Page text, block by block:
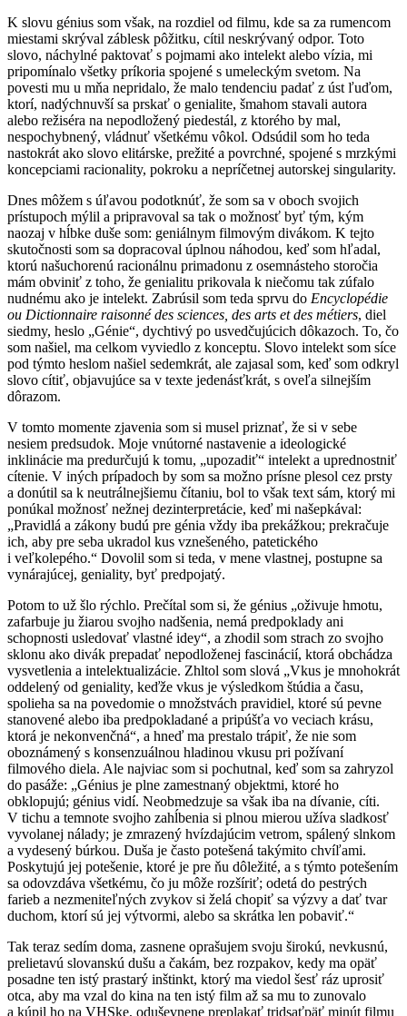
K slovu génius som však, na rozdiel od filmu, kde sa za rumencom
miestami skrýval záblesk pôžitku, cítil neskrývaný odpor. Toto
slovo, náchylné paktovať s pojmami ako intelekt alebo vízia, mi
pripomínalo všetky príkoria spojené s umeleckým svetom. Na
povesti mu u mňa nepridalo, že malo tendenciu padať z úst ľuďom,
ktorí, nadýchnuvší sa prskať o genialite, šmahom stavali autora
alebo režiséra na nepodložený piedestál, z ktorého by mal,
nespochybnený, vládnuť všetkému vôkol. Odsúdil som ho teda
nastokrát ako slovo elitárske, prežité a povrchné, spojené s mrzkými
koncepciami racionality, pokroku a nepríčetnej autorskej singularity.
Dnes môžem s úľavou podotknúť, že som sa v oboch svojich
prístupoch mýlil a pripravoval sa tak o možnosť byť tým, kým
naozaj v hĺbke duše som: geniálnym filmovým divákom. K tejto
skutočnosti som sa dopracoval úplnou náhodou, keď som hľadal,
ktorú našuchorenú racionálnu primadonu z osemnásteho storočia
mám obviniť z toho, že genialitu prikovala k niečomu tak zúfalo
nudnému ako je intelekt. Zabrúsil som teda sprvu do Encyclopédie
ou Dictionnaire raisonné des sciences, des arts et des métiers, diel
siedmy, heslo „Génie“, dychtivý po usvedčujúcich dôkazoch. To, čo
som našiel, ma celkom vyviedlo z konceptu. Slovo intelekt som síce
pod týmto heslom našiel sedemkrát, ale zajasal som, keď som odkryl
slovo cítiť, objavujúce sa v texte jedenásťkrát, s oveľa silnejším
dôrazom.
V tomto momente zjavenia som si musel priznať, že si v sebe
nesiem predsudok. Moje vnútorné nastavenie a ideologické
inklinácie ma predurčujú k tomu, „upozadiť“ intelekt a uprednostniť
cítenie. V iných prípadoch by som sa možno prísne plesol cez prsty
a donútil sa k neutrálnejšiemu čítaniu, bol to však text sám, ktorý mi
ponúkal možnosť nežnej dezinterpretácie, keď mi našepkával:
„Pravidlá a zákony budú pre génia vždy iba prekážkou; prekračuje
ich, aby pre seba ukradol kus vznešeného, patetického
i veľkolepého.“ Dovolil som si teda, v mene vlastnej, postupne sa
vynárajúcej, geniality, byť predpojatý.
Potom to už šlo rýchlo. Prečítal som si, že génius „oživuje hmotu,
zafarbuje ju žiarou svojho nadšenia, nemá predpoklady ani
schopnosti usledovať vlastné idey“, a zhodil som strach zo svojho
sklonu ako divák prepadať nepodloženej fascinácií, ktorá obchádza
vysvetlenia a intelektualizácie. Zhltol som slová „Vkus je mnohokrát
oddelený od geniality, keďže vkus je výsledkom štúdia a času,
spolieha sa na povedomie o množstvách pravidiel, ktoré sú pevne
stanovené alebo iba predpokladané a pripúšťa vo veciach krásu,
ktorá je nekonvenčná“, a hneď ma prestalo trápiť, že nie som
oboznámený s konsenzuálnou hladinou vkusu pri požívaní
filmového diela. Ale najviac som si pochutnal, keď som sa zahryzol
do pasáže: „Génius je plne zamestnaný objektmi, ktoré ho
obklopujú; génius vidí. Neobmedzuje sa však iba na dívanie, cíti.
V tichu a temnote svojho zahĺbenia si plnou mierou užíva sladkosť
vyvolanej nálady; je zmrazený hvízdajúcim vetrom, spálený slnkom
a vydesený búrkou. Duša je často potešená takýmito chvíľami.
Poskytujú jej potešenie, ktoré je pre ňu dôležité, a s týmto potešením
sa odovzdáva všetkému, čo ju môže rozšíriť; odetá do pestrých
farieb a nezmeniteľných zvykov si želá chopiť sa výzvy a dať tvar
duchom, ktorí sú jej výtvormi, alebo sa skrátka len pobaviť.“
Tak teraz sedím doma, zasnene oprašujem svoju širokú, nevkusnú,
prelietavú slovanskú dušu a čakám, bez rozpakov, kedy ma opäť
posadne ten istý prastarý inštinkt, ktorý ma viedol šesť ráz uprosiť
otca, aby ma vzal do kina na ten istý film až sa mu to zunovalo
a kúpil ho na VHSke, oduševnene preplakať tridsaťpäť minút filmu